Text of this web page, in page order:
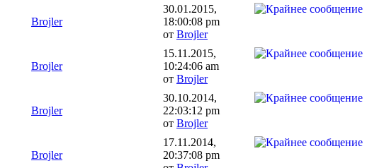
Brojler
30.01.2015,
18:00:08 pm
от Brojler
Brojler
15.11.2015,
10:24:06 am
от Brojler
Brojler
30.10.2014,
22:03:12 pm
от Brojler
Brojler
17.11.2014,
20:37:08 pm